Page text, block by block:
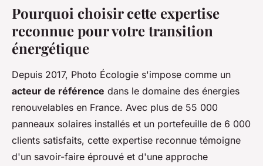
Pourquoi choisir cette expertise
reconnue pour votre transition
énergétique
Depuis 2017, Photo Écologie s'impose comme un
acteur de référence dans le domaine des énergies
renouvelables en France. Avec plus de 55 000
panneaux solaires installés et un portefeuille de 6 000
clients satisfaits, cette expertise reconnue témoigne
d'un savoir-faire éprouvé et d'une approche